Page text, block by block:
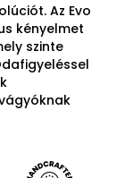
Az Evo
kényelmet
szinte